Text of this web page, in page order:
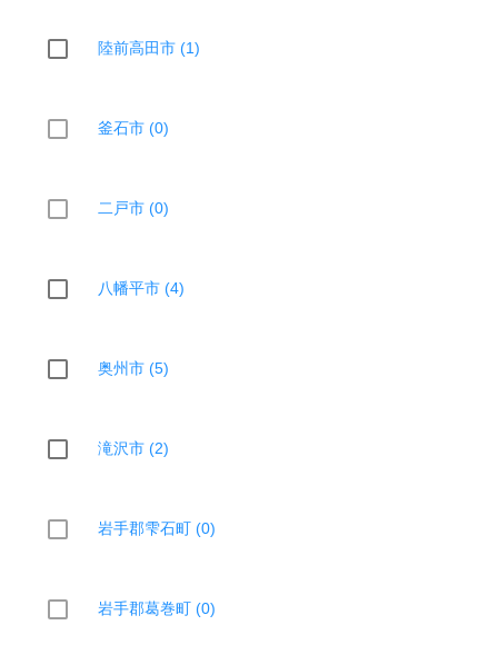
陸前高田市 (1)
釜石市 (0)
二戸市 (0)
八幡平市 (4)
奥州市 (5)
滝沢市 (2)
岩手郡雫石町 (0)
岩手郡葛巻町 (0)